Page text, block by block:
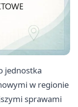
jednostka
w regionie
sprawami